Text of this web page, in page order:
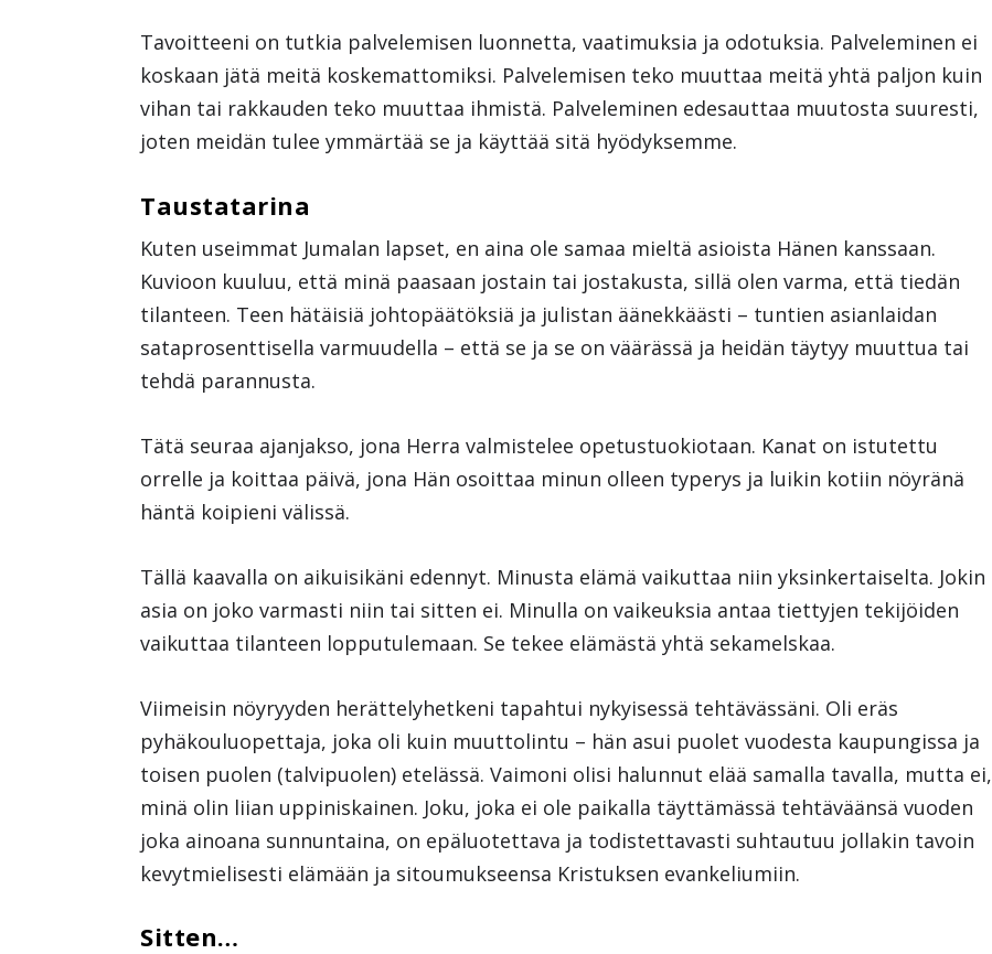
Tavoitteeni on tutkia palvelemisen luonnetta, vaatimuksia ja odotuksia. Palveleminen ei
koskaan jätä meitä koskemattomiksi. Palvelemisen teko muuttaa meitä yhtä paljon kuin
vihan tai rakkauden teko muuttaa ihmistä. Palveleminen edesauttaa muutosta suuresti,
joten meidän tulee ymmärtää se ja käyttää sitä hyödyksemme.
Taustatarina
Kuten useimmat Jumalan lapset, en aina ole samaa mieltä asioista Hänen kanssaan.
Kuvioon kuuluu, että minä paasaan jostain tai jostakusta, sillä olen varma, että tiedän
tilanteen. Teen hätäisiä johtopäätöksiä ja julistan äänekkäästi – tuntien asianlaidan
sataprosenttisella varmuudella – että se ja se on väärässä ja heidän täytyy muuttua tai
tehdä parannusta.
Tätä seuraa ajanjakso, jona Herra valmistelee opetustuokiotaan. Kanat on istutettu
orrelle ja koittaa päivä, jona Hän osoittaa minun olleen typerys ja luikin kotiin nöyränä
häntä koipieni välissä.
Tällä kaavalla on aikuisikäni edennyt. Minusta elämä vaikuttaa niin yksinkertaiselta. Jokin
asia on joko varmasti niin tai sitten ei. Minulla on vaikeuksia antaa tiettyjen tekijöiden
vaikuttaa tilanteen lopputulemaan. Se tekee elämästä yhtä sekamelskaa.
Viimeisin nöyryyden herättelyhetkeni tapahtui nykyisessä tehtävässäni. Oli eräs
pyhäkouluopettaja, joka oli kuin muuttolintu – hän asui puolet vuodesta kaupungissa ja
toisen puolen (talvipuolen) etelässä. Vaimoni olisi halunnut elää samalla tavalla, mutta ei,
minä olin liian uppiniskainen. Joku, joka ei ole paikalla täyttämässä tehtäväänsä vuoden
joka ainoana sunnuntaina, on epäluotettava ja todistettavasti suhtautuu jollakin tavoin
kevytmielisesti elämään ja sitoumukseensa Kristuksen evankeliumiin.
Sitten…